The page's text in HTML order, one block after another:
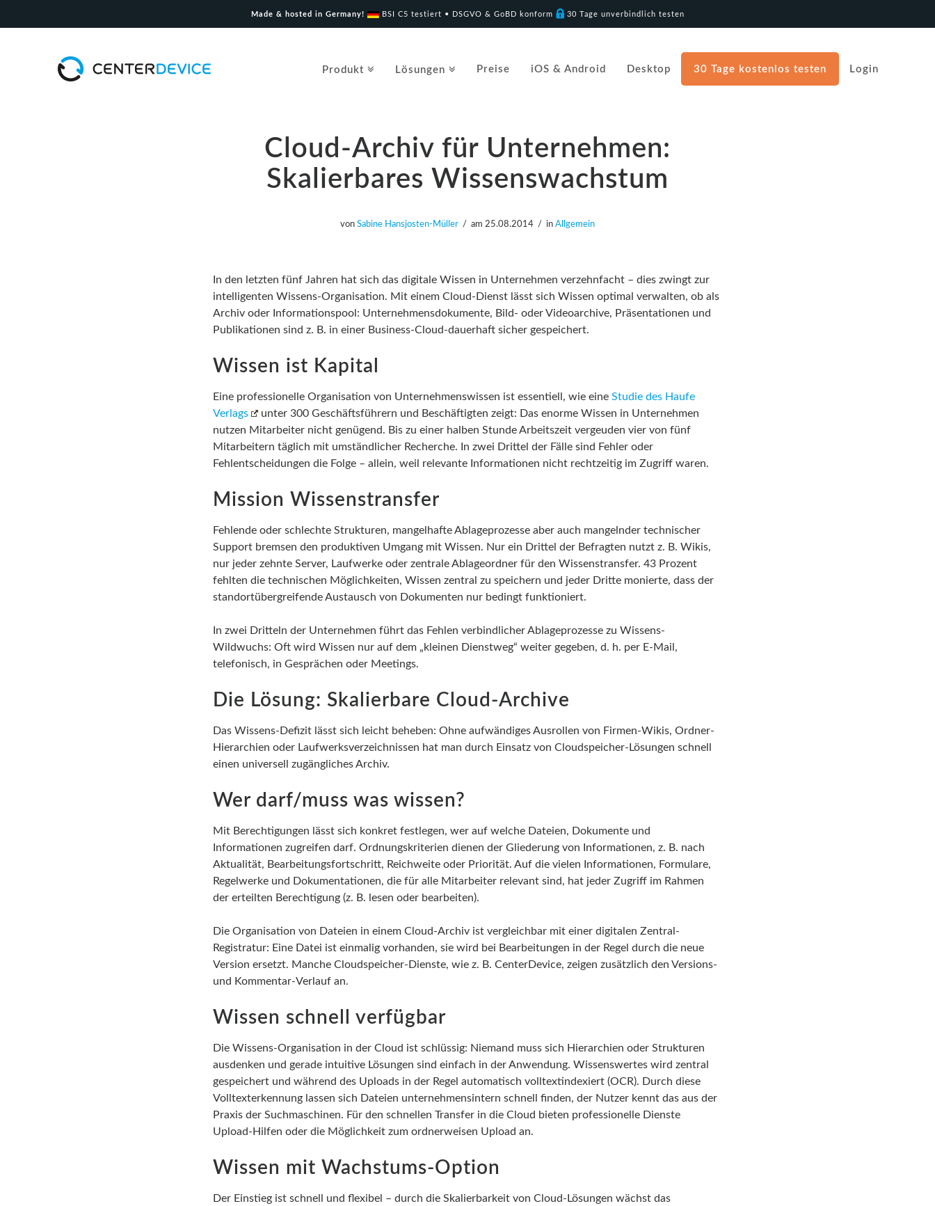
Made & hosted in Germany! BSI C5 testiert • DSGVO & GoBD konform 30 Tage unverbindlich testen
Produkt Lösungen Preise iOS & Android Desktop 30 Tage kostenlos testen Login
Cloud-Archiv für Unternehmen:
Skalierbares Wissenswachstum
vonSabine Hansjosten-Müller am 25.08.2014 in Allgemein
In den letzten fünf Jahren hat sich das digitale Wissen in Unternehmen verzehnfacht – dies zwingt zur
intelligenten Wissens-Organisation. Mit einem Cloud-Dienst lässt sich Wissen optimal verwalten, ob als
Archiv oder Informationspool: Unternehmensdokumente, Bild- oder Videoarchive, Präsentationen und
Publikationen sind z. B. in einer Business-Cloud-dauerhaft sicher gespeichert.
Wissen ist Kapital
Eine professionelle Organisation von Unternehmenswissen ist essentiell, wie eine Studie des Haufe
Verlags
unter 300 Geschäftsführern und Beschäftigten zeigt: Das enorme Wissen in Unternehmen
nutzen Mitarbeiter nicht genügend. Bis zu einer halben Stunde Arbeitszeit vergeuden vier von fünf
Mitarbeitern täglich mit umständlicher Recherche. In zwei Drittel der Fälle sind Fehler oder
Fehlentscheidungen die Folge – allein, weil relevante Informationen nicht rechtzeitig im Zugriff waren.
Mission Wissenstransfer
Fehlende oder schlechte Strukturen, mangelhafte Ablageprozesse aber auch mangelnder technischer
Support bremsen den produktiven Umgang mit Wissen. Nur ein Drittel der Befragten nutzt z. B. Wikis,
nur jeder zehnte Server, Laufwerke oder zentrale Ablageordner für den Wissenstransfer. 43 Prozent
fehlten die technischen Möglichkeiten, Wissen zentral zu speichern und jeder Dritte monierte, dass der
standortübergreifende Austausch von Dokumenten nur bedingt funktioniert.
In zwei Dritteln der Unternehmen führt das Fehlen verbindlicher Ablageprozesse zu Wissens-
Wildwuchs: Oft wird Wissen nur auf dem „kleinen Dienstweg“ weiter gegeben, d. h. per E-Mail,
telefonisch, in Gesprächen oder Meetings.
Die Lösung: Skalierbare Cloud-Archive
Das Wissens-Defizit lässt sich leicht beheben: Ohne aufwändiges Ausrollen von Firmen-Wikis, Ordner-
Hierarchien oder Laufwerksverzeichnissen hat man durch Einsatz von Cloudspeicher-Lösungen schnell
einen universell zugängliches Archiv.
Wer darf/muss was wissen?
Mit Berechtigungen lässt sich konkret festlegen, wer auf welche Dateien, Dokumente und
Informationen zugreifen darf. Ordnungskriterien dienen der Gliederung von Informationen, z. B. nach
Aktualität, Bearbeitungsfortschritt, Reichweite oder Priorität. Auf die vielen Informationen, Formulare,
Regelwerke und Dokumentationen, die für alle Mitarbeiter relevant sind, hat jeder Zugriff im Rahmen
der erteilten Berechtigung (z. B. lesen oder bearbeiten).
Die Organisation von Dateien in einem Cloud-Archiv ist vergleichbar mit einer digitalen Zentral-
Registratur: Eine Datei ist einmalig vorhanden, sie wird bei Bearbeitungen in der Regel durch die neue
Version ersetzt. Manche Cloudspeicher-Dienste, wie z. B. CenterDevice, zeigen zusätzlich den Versions-
und Kommentar-Verlauf an.
Wissen schnell verfügbar
Die Wissens-Organisation in der Cloud ist schlüssig: Niemand muss sich Hierarchien oder Strukturen
ausdenken und gerade intuitive Lösungen sind einfach in der Anwendung. Wissenswertes wird zentral
gespeichert und während des Uploads in der Regel automatisch volltextindexiert (OCR). Durch diese
Volltexterkennung lassen sich Dateien unternehmensintern schnell finden, der Nutzer kennt das aus der
Praxis der Suchmaschinen. Für den schnellen Transfer in die Cloud bieten professionelle Dienste
Upload-Hilfen oder die Möglichkeit zum ordnerweisen Upload an.
Wissen mit Wachstums-Option
Der Einstieg ist schnell und flexibel – durch die Skalierbarkeit von Cloud-Lösungen wächst das